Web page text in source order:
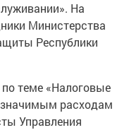
На
Министерства
Республики
теме «Налоговые
расходам
Управления